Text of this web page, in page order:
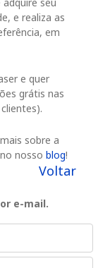
e realiza as
em
e quer
grátis nas
sobre a
nosso blog!
Voltar
e-mail.